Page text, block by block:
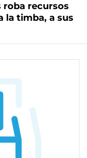
roba recursos
la timba, a sus